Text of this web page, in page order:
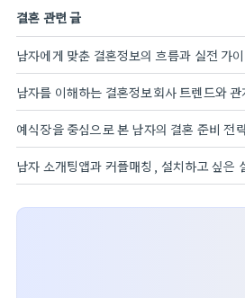
결혼 관련 글
남자에게 맞춘 결혼정보의 흐름과 실전 가
남자를 이해하는 결혼정보회사 트렌드와
예식장을 중심으로 본 남자의 결혼 준비 전
남자 소개팅앱과 커플매칭, 설치하고 싶은